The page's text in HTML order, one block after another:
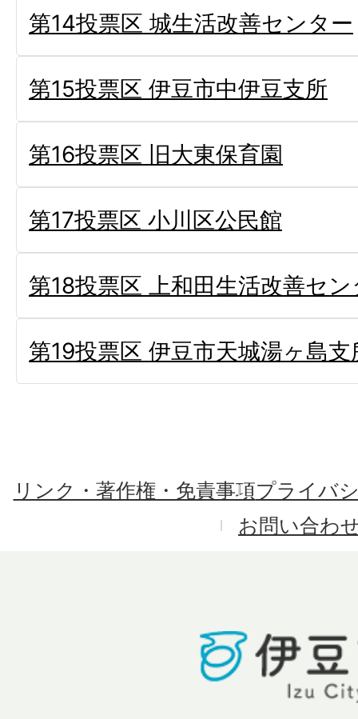
第14投票区 城生活改善センター
第15投票区 伊豆市中伊豆支所
第16投票区 旧大東保育園
第17投票区 小川区公民館
第18投票区 上和田生活改善セ
第19投票区 伊豆市天城湯ヶ島支
リンク・著作権・免責事項プライバ
お問い合わ